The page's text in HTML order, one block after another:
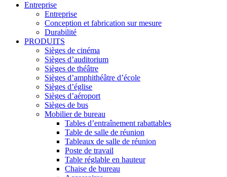
Entreprise
Entreprise
Conception et fabrication sur mesure
Durabilité
PRODUITS
Sièges de cinéma
Sièges d’auditorium
Sièges de théâtre
Sièges d’amphithéâtre d’école
Sièges d’église
Sièges d’aéroport
Sièges de bus
Mobilier de bureau
Tables d’entraînement rabattables
Table de salle de réunion
Tableaux de salle de réunion
Poste de travail
Table réglable en hauteur
Chaise de bureau